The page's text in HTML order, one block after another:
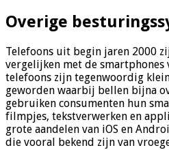
Overige
Telefoons uit begin jaren 2000
vergelijken met de
telefoons zijn tegenwoordig
geworden waarbij bellen bijna
gebruiken consumenten hun
filmpjes, tekstverwerken en
grote aandelen van iOS en
die vooral bekend zijn van